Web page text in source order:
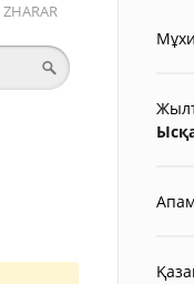
ZHARAR